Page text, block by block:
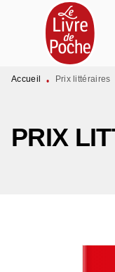
MENU
PIED DE PAGE
Accueil • Prix littéraires
PRIX